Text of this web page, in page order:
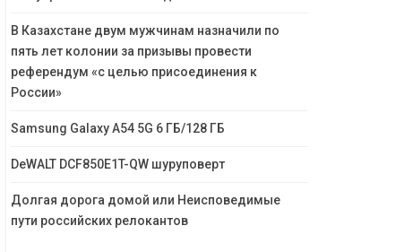
В Казахстане двум мужчинам назначили по
пять лет колонии за призывы провести
референдум «с целью присоединения к
России»
Samsung Galaxy A54 5G 6 ГБ/128 ГБ
DeWALT DCF850E1T-QW шуруповерт
Долгая дорога домой или Неисповедимые
пути российских релокантов